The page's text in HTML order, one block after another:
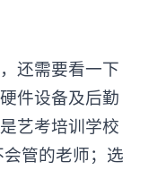
还需要看一下
件设备及后勤
艺考培训学校
管的老师；选